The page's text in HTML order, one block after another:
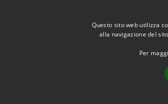
Questo sito web utilizza
alla navigazione del
Per